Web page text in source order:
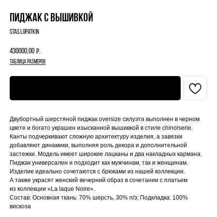
Пиджак с вышивкой
Stas Lopatkin
430000,00 р.
таблица размеров
Двубортный шерстяной пиджак oversize силуэта выполнен в черном
цвете и богато украшен изысканной вышивкой в стиле chinoiserie.
Канты подчеркивают сложную архитектуру изделия, а завязки
добавляют динамики, выполняя роль декора и дополнительной
застежки. Модель имеет широкие лацканы и два накладных кармана.
Пиджак универсален и подходит как мужчинам, так и женщинам.
Изделие идеально сочетаются с брюками из нашей коллекции.
А также украсят женский вечерний образ в сочетании с платьем
из коллекции «La laque Noire».
Состав: Основная ткань: 70% шерсть, 30% п/э; Подкладка: 100%
вискоза